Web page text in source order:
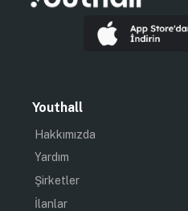
Youthall
Hakkımızda
Yardım
Şirketler
İlanlar